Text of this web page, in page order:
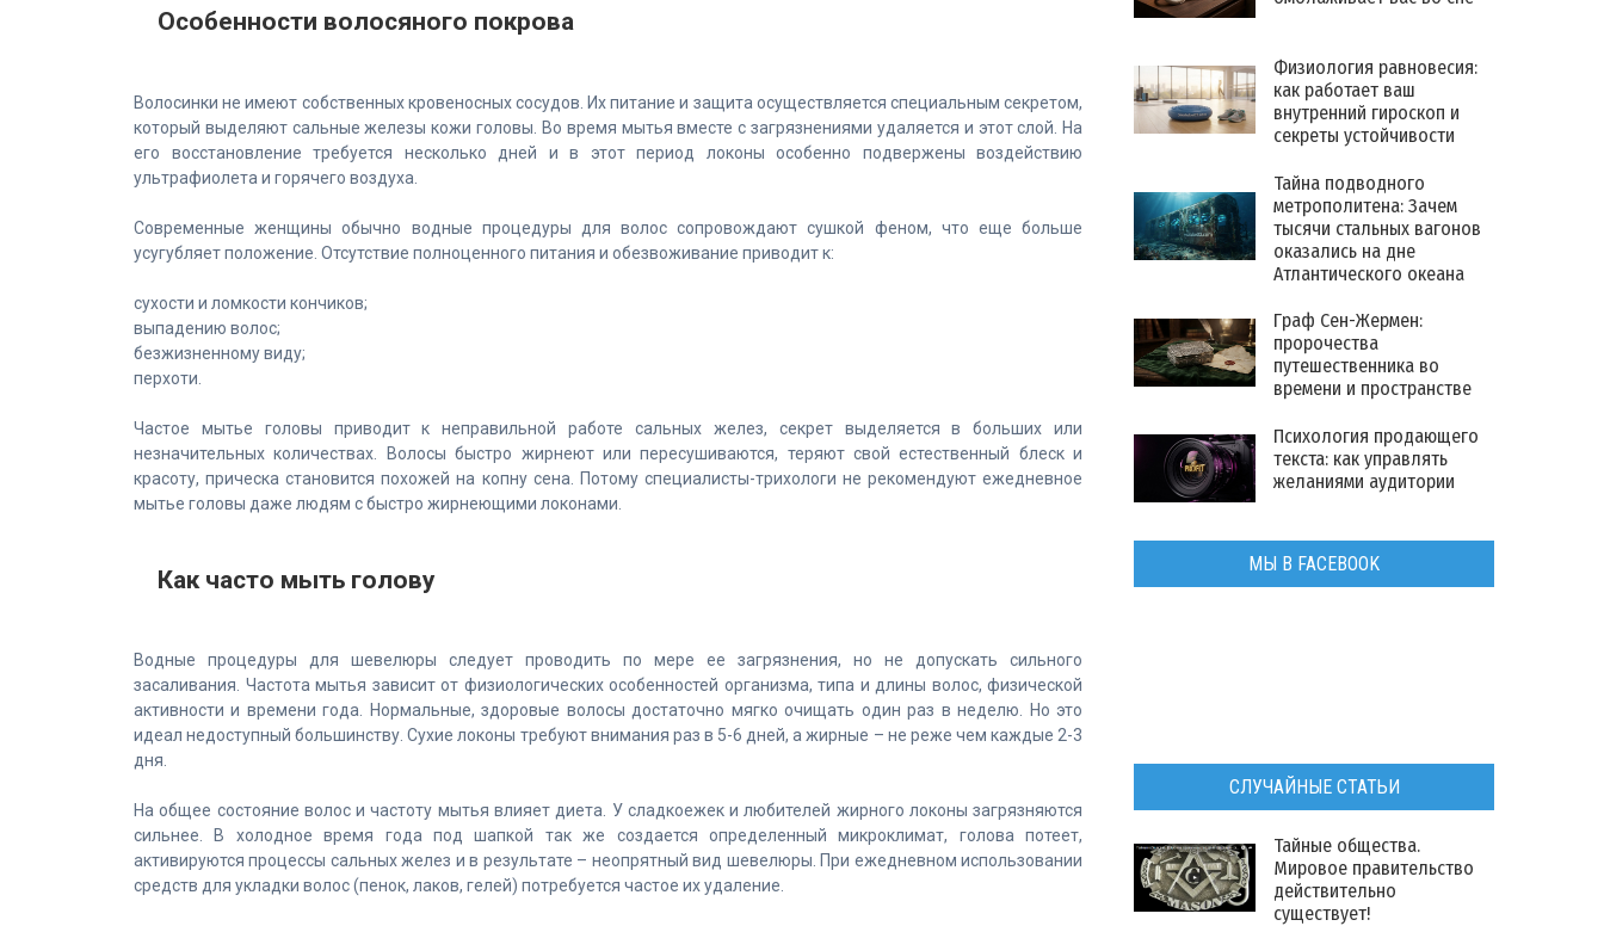
Особенности волосяного покрова
Волосинки не имеют собственных кровеносных сосудов. Их питание и защита осуществляется специальным секретом,
который выделяют сальные железы кожи головы. Во время мытья вместе с загрязнениями удаляется и этот слой. На
его восстановление требуется несколько дней и в этот период локоны особенно подвержены воздействию
ультрафиолета и горячего воздуха.
Современные женщины обычно водные процедуры для волос сопровождают сушкой феном, что еще больше
усугубляет положение. Отсутствие полноценного питания и обезвоживание приводит к:
сухости и ломкости кончиков;
выпадению волос;
безжизненному виду;
перхоти.
Частое мытье головы приводит к неправильной работе сальных желез, секрет выделяется в больших или
незначительных количествах. Волосы быстро жирнеют или пересушиваются, теряют свой естественный блеск и
красоту, прическа становится похожей на копну сена. Потому специалисты-трихологи не рекомендуют ежедневное
мытье головы даже людям с быстро жирнеющими локонами.
Как часто мыть голову
Водные процедуры для шевелюры следует проводить по мере ее загрязнения, но не допускать сильного
засаливания. Частота мытья зависит от физиологических особенностей организма, типа и длины волос, физической
активности и времени года. Нормальные, здоровые волосы достаточно мягко очищать один раз в неделю. Но это
идеал недоступный большинству. Сухие локоны требуют внимания раз в 5-6 дней, а жирные – не реже чем каждые 2-3
дня.
На общее состояние волос и частоту мытья влияет диета. У сладкоежек и любителей жирного локоны загрязняются
сильнее. В холодное время года под шапкой так же создается определенный микроклимат, голова потеет,
активируются процессы сальных желез и в результате – неопрятный вид шевелюры. При ежедневном использовании
средств для укладки волос (пенок, лаков, гелей) потребуется частое их удаление.
Физиология равновесия:
как работает ваш
внутренний гироскоп и
секреты устойчивости
Тайна подводного
метрополитена: Зачем
тысячи стальных вагонов
оказались на дне
Атлантического океана
Граф Сен-Жермен:
пророчества
путешественника во
времени и пространстве
Психология продающего
текста: как управлять
желаниями аудитории
МЫ В FACEBOOK
СЛУЧАЙНЫЕ СТАТЬИ
Тайные общества.
Мировое правительство
действительно
существует!